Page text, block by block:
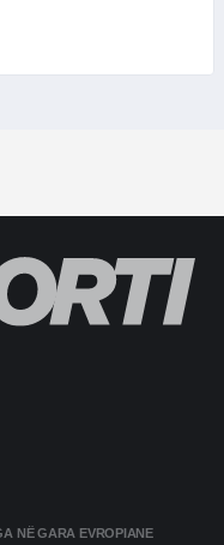
NË GARA EVROPIANE